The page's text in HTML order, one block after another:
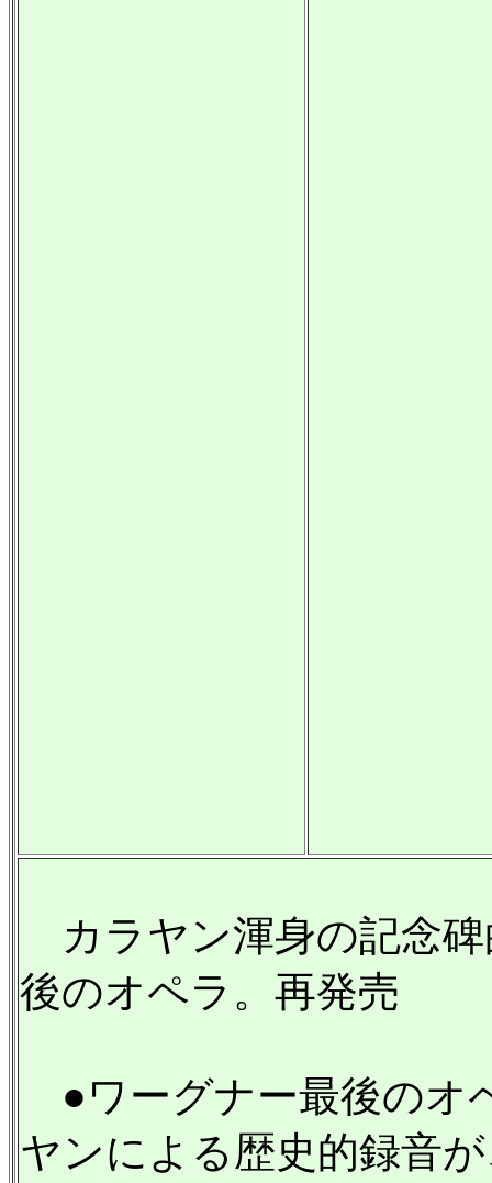
カラヤン渾身の記念碑
後のオペラ。再発売
●ワーグナー最後のオ
ヤンによる歴史的録音